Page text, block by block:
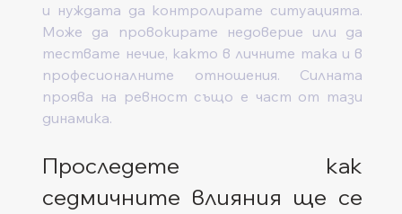
и нуждата да контролирате ситуацията.
Може да провокирате недоверие или да
тествате нечие, както в личните така и в
професионалните отношения. Силната
проява на ревност също е част от тази
динамика.
Проследете как
седмичните влияния ще се